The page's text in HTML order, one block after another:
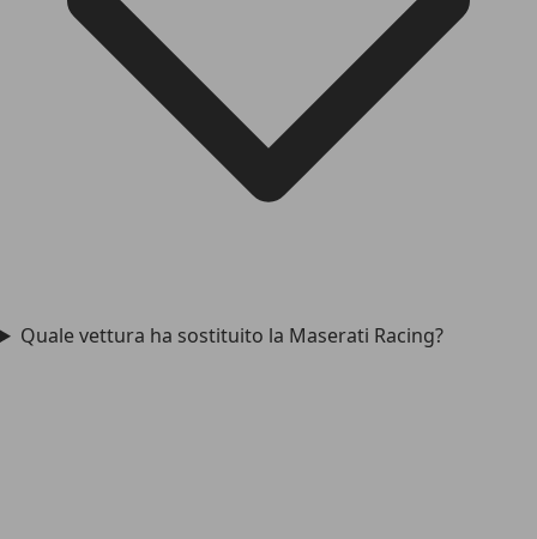
Quale vettura ha sostituito la Maserati Racing?